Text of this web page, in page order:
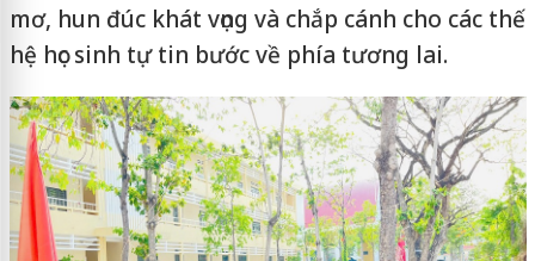
mơ, hun đúc khát vọng và chắp cánh cho các thế
hệ học sinh tự tin bước về phía tương lai.